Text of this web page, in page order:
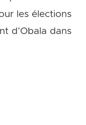
les élections
d’Obala dans